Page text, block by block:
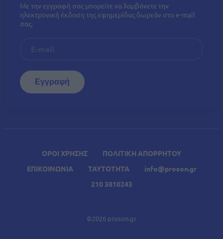
ΟΡΟΙ ΧΡΗΣΗΣ
ΠΟΛΙΤΙΚΗ ΑΠΟΡΡΗΤΟΥ
ΕΠΙΚΟΙΝΩΝΙΑ
ΤΑΥΤΟΤΗΤΑ
info@proson.gr
210 3810243
©2026 proson.gr
Με την εγγραφή σας μπορείτε να λαμβάνετε την
ηλεκτρονική έκδοση της εφημερίδας δωρεάν στο e-mail
σας.